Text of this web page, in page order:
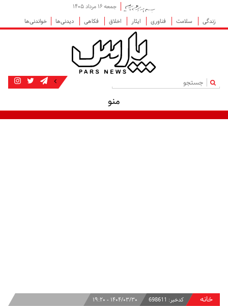
جمعه ۱۶ مرداد ۱۴۰۵
زندگی
سلامت فناوری ایثار اخلاق فکاهی دیدنی‌ها خواندنی‌ها
|
منو
خانه کدخبر: 698611 ۱۴۰۴/۰۳/۳۰ - ۱۹:۲۰